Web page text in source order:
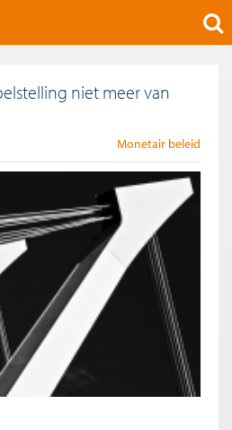
niet meer van
Monetair beleid